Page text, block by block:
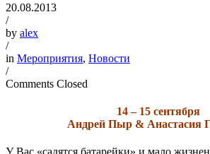
20.08.2013
/
by alex
/
in Мероприятия, Новости
/
Comments Closed
14 – 15 сентября
Андрей Пыр & Анастасия
У Вас «садятся батарейки» и мало